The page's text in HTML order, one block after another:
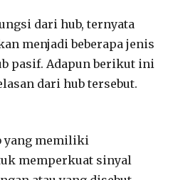
dari hub, ternyata
menjadi beberapa jenis
pasif. Adapun berikut ini
dari hub tersebut.
yang memiliki
memperkuat sinyal